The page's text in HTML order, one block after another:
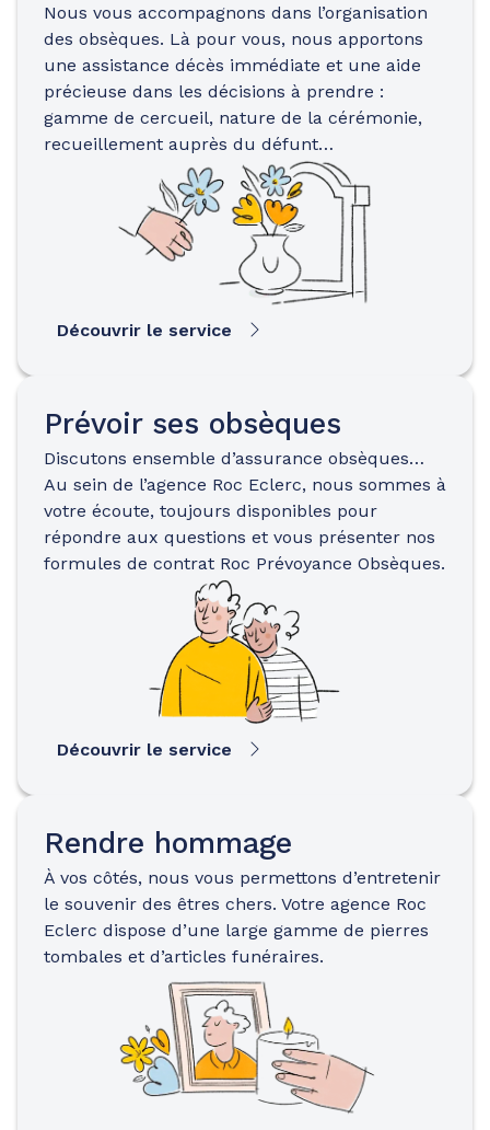
Nous vous accompagnons dans l’organisation
des obsèques. Là pour vous, nous apportons
une assistance décès immédiate et une aide
précieuse dans les décisions à prendre :
gamme de cercueil, nature de la cérémonie,
recueillement auprès du défunt…
Découvrir le service
Prévoir ses obsèques
Discutons ensemble d’assurance obsèques…
Au sein de l’agence Roc Eclerc, nous sommes à
votre écoute, toujours disponibles pour
répondre aux questions et vous présenter nos
formules de contrat Roc Prévoyance Obsèques.
Découvrir le service
Rendre hommage
À vos côtés, nous vous permettons d’entretenir
le souvenir des êtres chers. Votre agence Roc
Eclerc dispose d’une large gamme de pierres
tombales et d’articles funéraires.